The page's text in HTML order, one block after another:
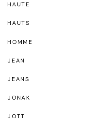
HAUTE
HAUTS
HOMME
JEAN
JEANS
JONAK
JOTT